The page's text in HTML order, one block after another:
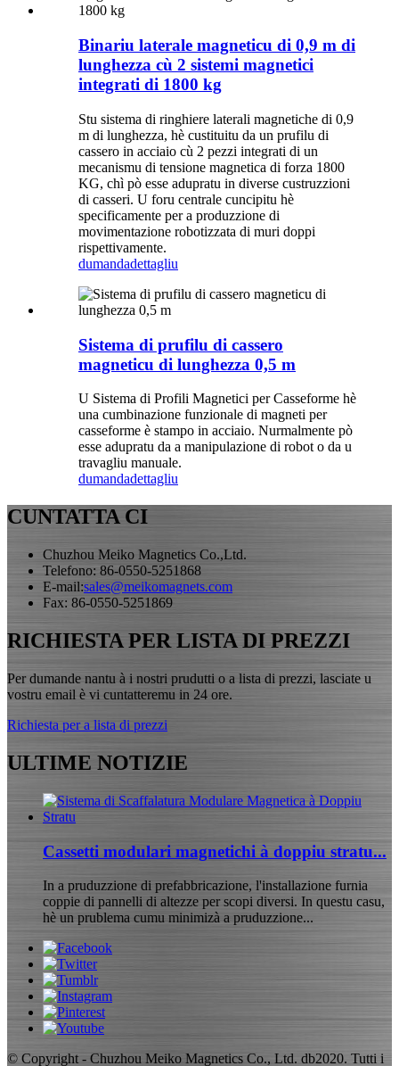
Binariu laterale magneticu di 0,9 m di
lunghezza cù 2 sistemi magnetici
integrati di 1800 kg
Stu sistema di ringhiere laterali magnetiche di 0,9
m di lunghezza, hè custituitu da un prufilu di
cassero in acciaio cù 2 pezzi integrati di un
mecanismu di tensione magnetica di forza 1800
KG, chì pò esse adupratu in diverse custruzzioni
di casseri. U foru centrale cuncipitu hè
specificamente per a produzzione di
movimentazione robotizzata di muri doppi
rispettivamente.
dumandadettagliu
Sistema di prufilu di cassero
magneticu di lunghezza 0,5 m
U Sistema di Profili Magnetici per Casseforme hè
una cumbinazione funzionale di magneti per
casseforme è stampo in acciaio. Nurmalmente pò
esse adupratu da a manipulazione di robot o da u
travagliu manuale.
dumandadettagliu
CUNTATTA CI
Chuzhou Meiko Magnetics Co.,Ltd.
Telefono: 86-0550-5251868
E-mail:sales@meikomagnets.com
Fax: 86-0550-5251869
RICHIESTA PER LISTA DI PREZZI
Per dumande nantu à i nostri prudutti o a lista di prezzi, lasciate u
vostru email è vi cuntatteremu in 24 ore.
Richiesta per a lista di prezzi
ULTIME NOTIZIE
Cassetti modulari magnetichi à doppiu stratu...
In a pruduzzione di prefabbricazione, l'installazione furnia
coppie di pannelli di altezze per scopi diversi. In questu casu,
hè un prublema cumu minimizà a pruduzzione...
© Copyright - Chuzhou Meiko Magnetics Co., Ltd. db2020. Tutti i